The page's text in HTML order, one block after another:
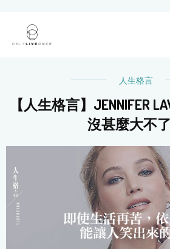
人生格言
【人生格言】JENNIFER
沒甚麼大不